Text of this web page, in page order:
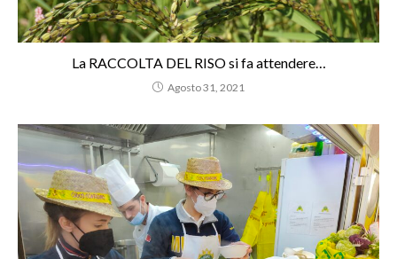
La RACCOLTA DEL RISO si fa attendere…
Agosto 31, 2021